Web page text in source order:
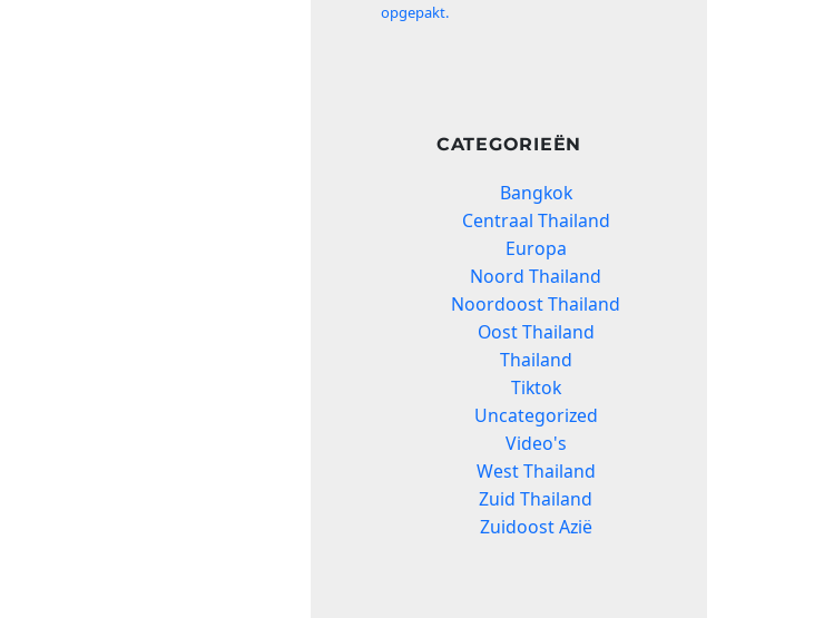
opgepakt.
CATEGORIEËN
Bangkok
Centraal Thailand
Europa
Noord Thailand
Noordoost Thailand
Oost Thailand
Thailand
Tiktok
Uncategorized
Video's
West Thailand
Zuid Thailand
Zuidoost Azië